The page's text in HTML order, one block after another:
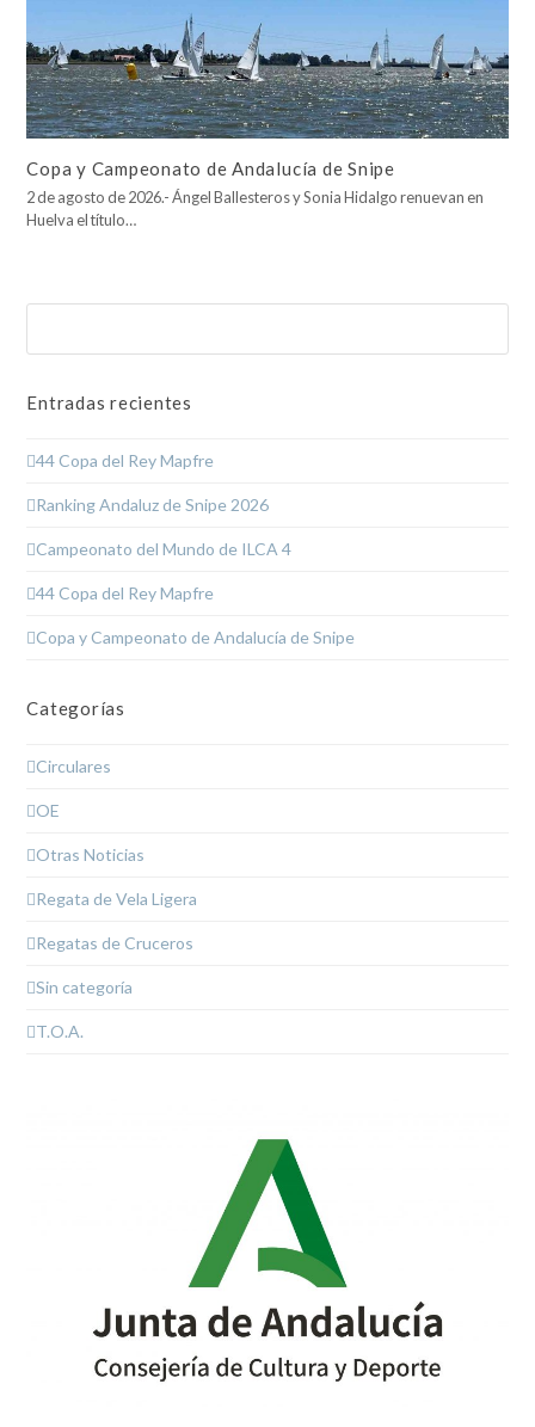
Copa y Campeonato de Andalucía de Snipe
2 de agosto de 2026.- Ángel Ballesteros y Sonia Hidalgo renuevan en
Huelva el título…
Entradas recientes
44 Copa del Rey Mapfre
Ranking Andaluz de Snipe 2026
Campeonato del Mundo de ILCA 4
44 Copa del Rey Mapfre
Copa y Campeonato de Andalucía de Snipe
Categorías
Circulares
OE
Otras Noticias
Regata de Vela Ligera
Regatas de Cruceros
Sin categoría
T.O.A.